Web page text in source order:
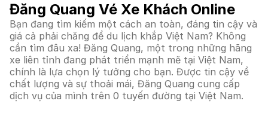
Đăng Quang Vé Xe Khách Online
Bạn đang tìm kiếm một cách an toàn, đáng tin cậy và
giá cả phải chăng để du lịch khắp Việt Nam? Không
cần tìm đâu xa! Đăng Quang, một trong những hãng
xe liên tỉnh đang phát triển mạnh mẽ tại Việt Nam,
chính là lựa chọn lý tưởng cho bạn. Được tin cậy về
chất lượng và sự thoải mái, Đăng Quang cung cấp
dịch vụ của mình trên 0 tuyến đường tại Việt Nam.